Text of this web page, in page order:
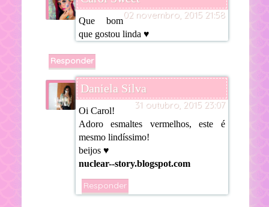
02 novembro, 2015 21:58
Que bom
que gostou linda ♥
Responder
Daniela Silva
31 outubro, 2015 23:07
Oi Carol!
Adoro esmaltes vermelhos, este é
mesmo lindíssimo!
beijos ♥
nuclear--story.blogspot.com
Responder